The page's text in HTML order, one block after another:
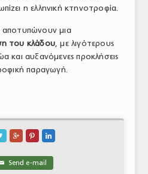
η ελληνική κτηνοτροφία.
αποτυπώνουν μια
του κλάδου, με λιγότερους
και αυξανόμενες προκλήσεις
παραγωγή.
  
Send e-mail